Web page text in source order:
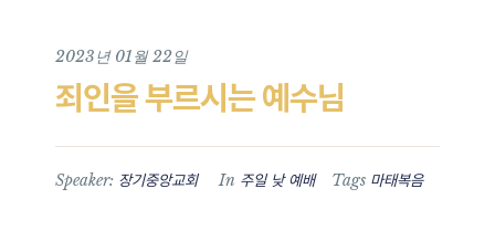
2023년 01월 22일
죄인을 부르시는 예수님
Speaker: 장기중앙교회 In 주일 낮 예배 Tags 마태복음